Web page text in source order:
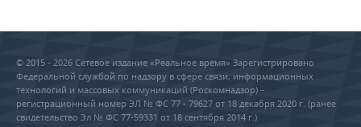
© 2015 - 2026 Сетевое издание «Реальное время» Зарегистрировано
Федеральной службой по надзору в сфере связи, информационных
технологий и массовых коммуникаций (Роскомнадзор) –
регистрационный номер ЭЛ № ФС 77 - 79627 от 18 декабря 2020 г. (ранее
свидетельство Эл № ФС 77-59331 от 18 сентября 2014 г.)